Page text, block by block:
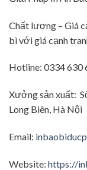
Chất lượng – Giá
bì với giá cạnh
Hotline: 0334 630
Xưởng sản xuất:
Long Biên, Hà Nội
Email:
Website: https://